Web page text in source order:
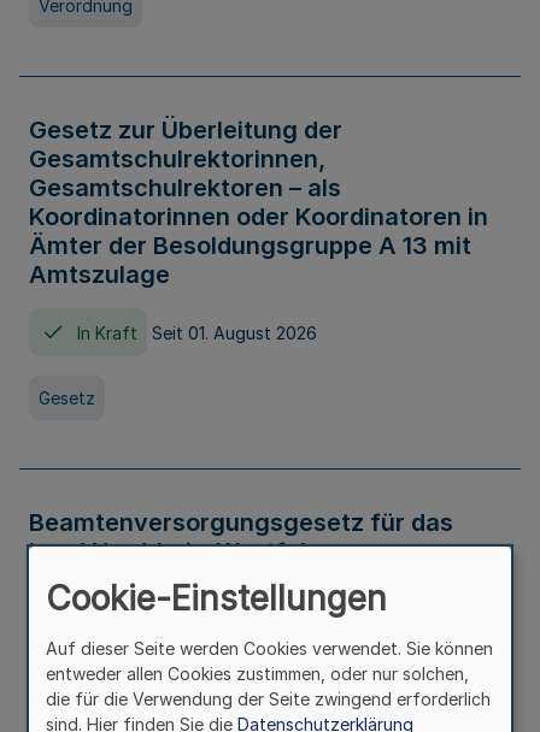
Verordnung
Gesetz zur Überleitung der
Gesamtschulrektorinnen,
Gesamtschulrektoren – als
Koordinatorinnen oder Koordinatoren in
Ämter der Besoldungsgruppe A 13 mit
Amtszulage
In Kraft Seit 01. August 2026
Gesetz
Beamtenversorgungsgesetz für das
Land Nordrhein-Westfalen
(Landesbeamtenversorgungsgesetz -
LBeamtVG NRW)
In Kraft Seit 01. Juli 2016
Cookie-Einstellungen
Auf dieser Seite werden Cookies verwendet. Sie können
entweder allen Cookies zustimmen, oder nur solchen,
die für die Verwendung der Seite zwingend erforderlich
sind. Hier finden Sie die Datenschutzerklärung